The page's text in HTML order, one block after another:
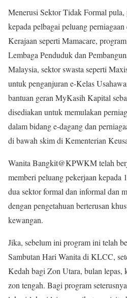
Menerusi Sektor Tidak Formal pula,
kepada pelbagai peluang
Kerajaan seperti Mamacare,
Lembaga Penduduk dan
Malaysia, sektor swasta seperti
untuk penganjuran e-Kelas
bantuan geran MyKasih Kapital
disediakan untuk memulakan
dalam bidang e-dagang dan
di bawah skim di Kementerian
Wanita Bangkit@KPWKM telah
memberi peluang pekerjaan kepada
dua sektor formal dan informal dan
dengan pengetahuan berterusan
kewangan.
Jika, sebelum ini program ini telah
Sambutan Hari Wanita di KLCC,
Kedah bagi Zon Utara, bulan lepas,
zon tengah. Bagi program